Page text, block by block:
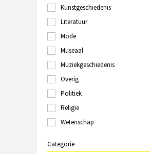
Groningen
Haarlem
Kampen
Kopenhagen
Leeuwarden
Leiden
Londen
Online
Kunstgeschiedenis
Literatuur
Mode
Museaal
Muziekgeschiedenis
Overig
Politiek
Religie
Wetenschap
Categorie